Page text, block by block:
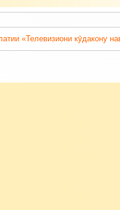
«Телевизиони кӯдакону